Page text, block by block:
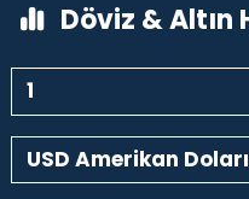
Döviz & Altın